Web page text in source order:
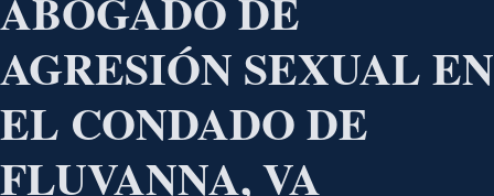
AGRESIÓN SEXUAL EN
EL CONDADO DE
FLUVANNA, VA